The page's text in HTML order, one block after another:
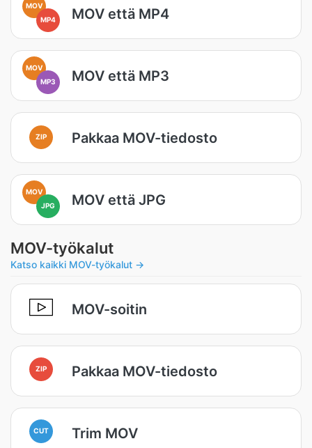
MOV
MP4
MOV että MP4
MOV
MP3
MOV että MP3
ZIP Pakkaa MOV-tiedosto
MOV
JPG
MOV että JPG
MOV-työkalut
Katso kaikki MOV-työkalut →
MOV-soitin
ZIP Pakkaa MOV-tiedosto
CUT Trim MOV